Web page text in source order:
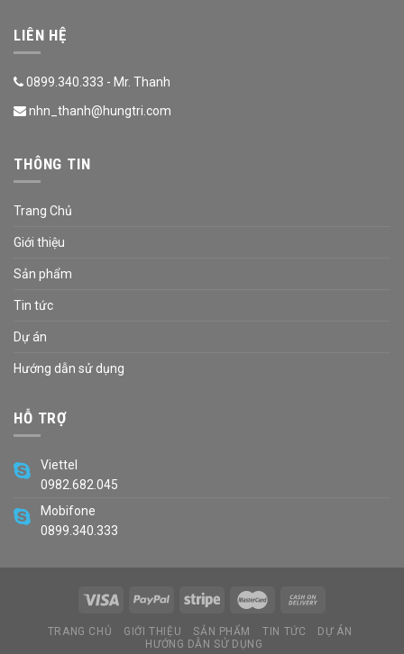
LIÊN HỆ
0899.340.333 - Mr. Thanh
nhn_thanh@hungtri.com
THÔNG TIN
Trang Chủ
Giới thiệu
Sản phẩm
Tin tức
Dự án
Hướng dẫn sử dụng
HỖ TRỢ
Viettel
0982.682.045
Mobifone
0899.340.333
TRANG CHỦ GIỚI THIỆU SẢN PHẨM TIN TỨC
DỰ ÁN
HƯỚNG DẪN SỬ DỤNG